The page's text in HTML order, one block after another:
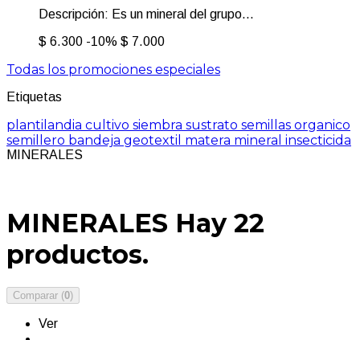
Descripción: Es un mineral del grupo...
$ 6.300 -10% $ 7.000
Todas los promociones especiales
Etiquetas
plantilandia cultivo siembra sustrato semillas organico
semillero bandeja geotextil matera mineral insecticida
MINERALES
MINERALES Hay 22
productos.
Comparar (0)
Ver